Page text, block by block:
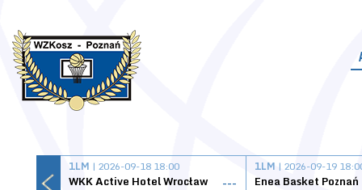
1LM | 2026-09-18 18:00
WKK Active Hotel Wrocław
---
1LM | 2026-09-19
Enea Basket Poznań